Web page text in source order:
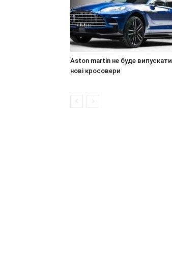
Aston martin не буде випускати
нові кросовери